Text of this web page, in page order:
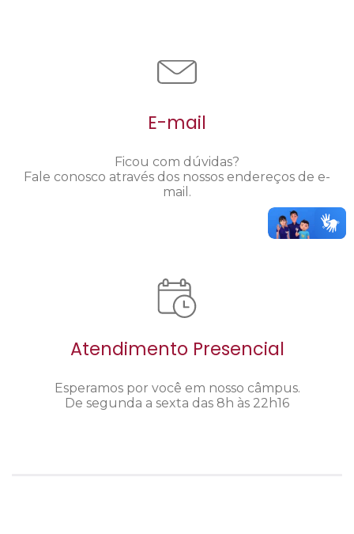
E-mail
Ficou com dúvidas?
Fale conosco através dos nossos endereços de e-
mail.
Atendimento Presencial
Esperamos por você em nosso câmpus.
De segunda a sexta das 8h às 22h16